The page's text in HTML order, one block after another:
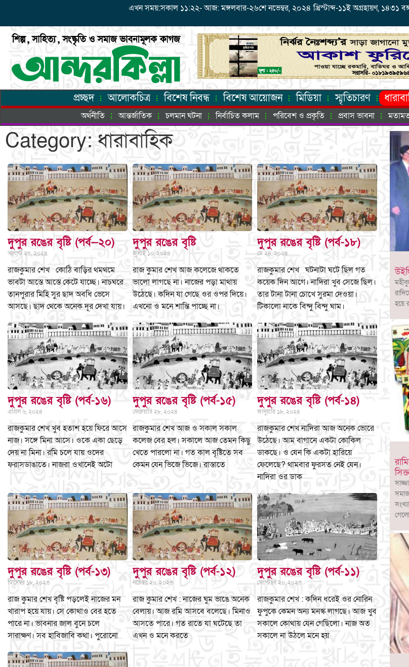
এখন সময়:সকাল ১১:২২- আজ: মঙ্গলবার-২৬শে নভেম্বর, ২০২৪ খ্রিস্টাব্দ-১১ই অগ্রহায়ণ, ১৪৩১
প্রচ্ছদ আলোকচিত্র বিশেষ নিবন্ধ বিশেষ আয়োজন মিডিয়া স্মৃতিচারণ
অর্থনীতি আন্তর্জাতিক চলমান ঘটনা নির্বাচিত কলাম পরিবেশ ও প্রকৃতি প্রবাস ভাবনা
Category: ধারাবাহিক
দুপুর রঙের বৃষ্টি (পর্ব—২০)
আগস্ট ২০, ২০২৪
রাজকুমার শেখ কোঠি বাড়ির থমথমে
ভাবটা আস্তে আস্তে কেটে যাচ্ছে। নাচঘরে
তানপুরার মিহি সুর ছাদ অবধি ভেসে
আসছে। ছাদ থেকে অনেক দূর দেখা যায়।
দুপুর রঙের বৃষ্টি
জুলাই ১০, ২০২৪
রাজ কুমার শেখ আজ কলেজে থাকতে
ভালো লাগছে না। নাজের পড়া মাথায়
উঠেছে। কদিন যা গেছে ওর ওপর দিয়ে।
এখনো ও মনে শান্তি পাচ্ছে না।
দুপুর রঙের বৃষ্টি (পর্ব-১৮)
মে ২৪, ২০২৪
রাজকুমার শেখ ঘটনাটা ঘটে ছিল গত
কয়েক দিন আগে। নাদিরা খুব সেজে ছিল।
তার টানা টানা চোখে সুরমা দেওয়া।
টিকালো নাকে বিন্দু বিন্দু ঘাম।
দুপুর রঙের বৃষ্টি (পর্ব-১৬)
এপ্রিল ৬, ২০২৪
রাজকুমার শেখ খুব হতাশ হয়ে ফিরে আসে
নাজ। সঙ্গে মিনা আসে। ওকে একা ছেড়ে
দেয় না মিনা। রমি চলে যায় ওদের
ফরাসডাঙাতে। নাজরা ওখানেই অটো
দুপুর রঙের বৃষ্টি (পর্ব-১৫)
ফেব্রুয়ারি ২৮, ২০২৪
রাজকুমার শেখ আজ ও সকাল সকাল
কলেজ বের হল। সকালে আজ তেমন কিছু
খেতে পারলো না। গত কাল বৃষ্টিতে সব
কেমন যেন ভিজে ভিজে। রাস্তাতে
দুপুর রঙের বৃষ্টি (পর্ব-১৪)
জানুয়ারি ১৮, ২০২৪
রাজকুমার শেখ নাদিরা আজ অনেক ভোরে
উঠেছে। আম বাগানে একটা কোকিল
ডাকছে। ও যেন কি একটা হারিয়ে
ফেলেছে? থামবার ফুরসত নেই যেন।
নাদিরা ওর ডাক
দুপুর রঙের বৃষ্টি (পর্ব-১৩)
ডিসেম্বর ১৮, ২০২৩
রাজ কুমার শেখ বৃষ্টি পড়লেই নাজের মন
খারাপ হয়ে যায়। সে কোথাও বের হতে
পারে না। ভাবনার জাল বুনে চলে
সারাক্ষণ। সব হাবিজাবি কথা। পুরোনো
দুপুর রঙের বৃষ্টি (পর্ব-১২)
নভেম্বর ২০, ২০২৩
রাজ কুমার শেখ : নাজের ঘুম ভাঙে অনেক
বেলায়। আজ রমি আসবে বলেছে। মিনাও
আসতে পারে। গত রাতে যা ঘটেছে তা
এখন ও মনে করতে
দুপুর রঙের বৃষ্টি (পর্ব-১১)
সেপ্টেম্বর ২০, ২০২৩
রাজকুমার শেখ : কদিন ধরেই ওর নোরিন
ফুপুকে কেমন অন্য মনস্ক লাগছে। আজ খুব
সকালে কোথায় যেন গেছিলো। নাজ অত
সকালে না উঠলে মনে হয়
হয়ে